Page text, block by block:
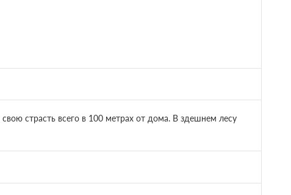
страсть всего в 100 метрах от дома. В здешнем лесу